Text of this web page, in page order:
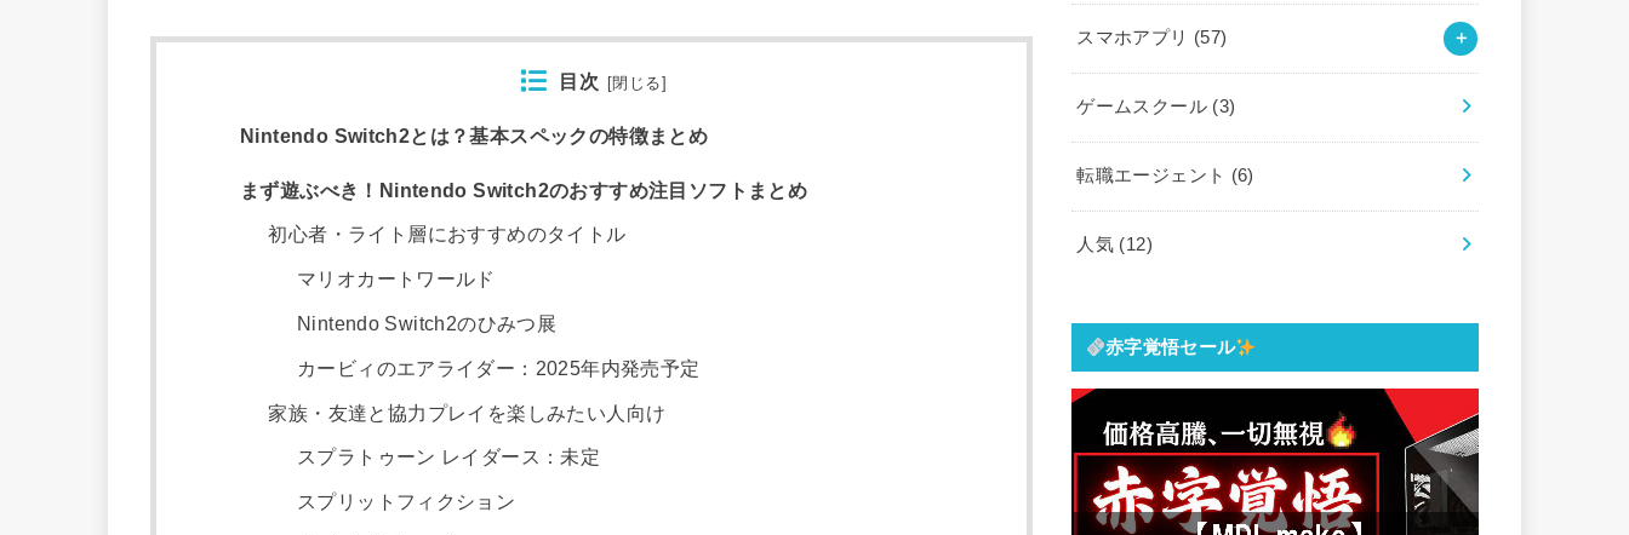
目次 閉じる
Nintendo Switch2とは？基本スペックの特徴まとめ
まず遊ぶべき！Nintendo Switch2のおすすめ注目ソフトまとめ
初心者・ライト層におすすめのタイトル
マリオカートワールド
Nintendo Switch2のひみつ展
カービィのエアライダー：2025年内発売予定
家族・友達と協力プレイを楽しみたい人向け
スプラトゥーン レイダース：未定
スプリットフィクション
スマホアプリ (57)
ゲームスクール (3)
転職エージェント (6)
人気 (12)
赤字覚悟セール